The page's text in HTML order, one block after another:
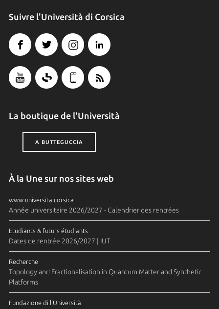
Suivre l'Università di Corsica
La boutique de l'Università
A BUTTEGUCCIA
À la Une sur nos sites web
www.universita.corsica
Année universitaire 2026/2027 - Calendrier des rentrées
Etudiants & futurs étudiants
Dates de rentrée 2026/2027 | IUT
Recherche
Topology and Fractionalisation in Quantum Matter and Synthetic
Platforms
Fundazione di l'Università